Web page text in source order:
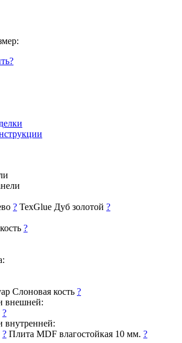
? TexGlue Дуб золотой ?
?
Слоновая кость ?
внешней:
?
внутренней:
? Плита MDF влагостойкая 10 мм. ?